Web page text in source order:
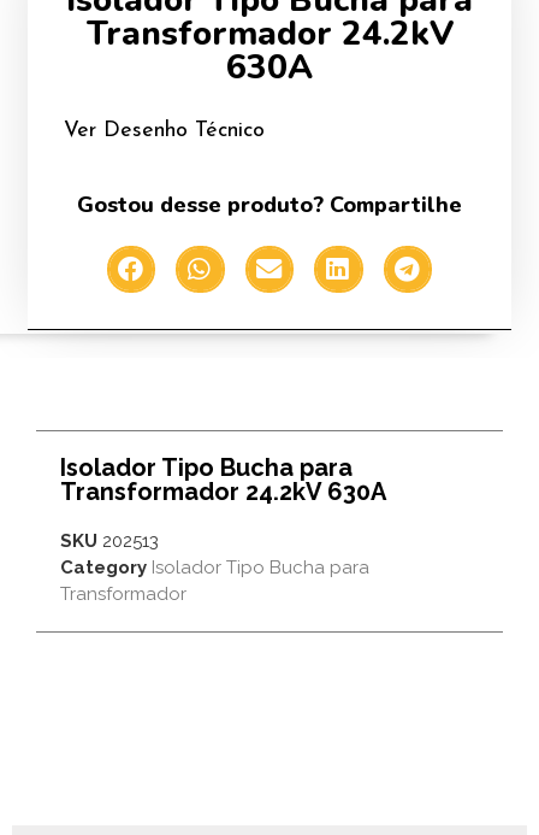
Transformador 24.2kV
630A
Ver Desenho Técnico
Gostou desse produto? Compartilhe
Isolador Tipo Bucha para
Transformador 24.2kV 630A
SKU 202513
Category Isolador Tipo Bucha para
Transformador